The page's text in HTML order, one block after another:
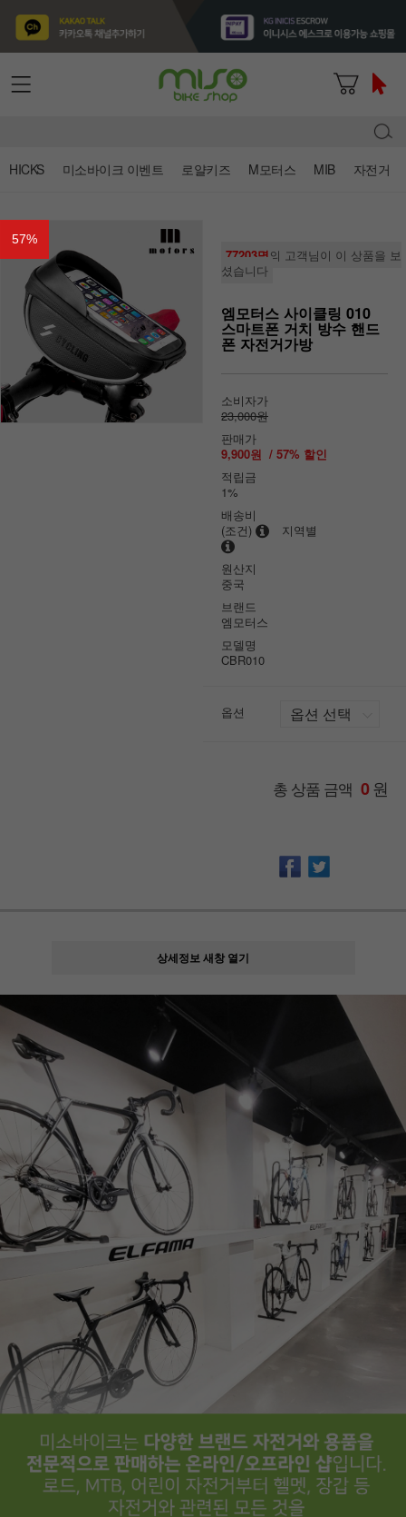
HICKS 미소바이크 이벤트 로얄키즈 M모터스 MIB 자전거
57%
77203명의 고객님이 이 상품을 보
셨습니다
엠모터스 사이클링 010
스마트폰 거치 방수 핸드
폰 자전거가방
소비자가
23,000원
판매가
9,900원 / 57% 할인
적립금
1%
배송비
(조건)
지역별
원산지
중국
브랜드
엠모터스
모델명
CBR010
옵션
총 상품 금액 0원
상세정보 새창 열기